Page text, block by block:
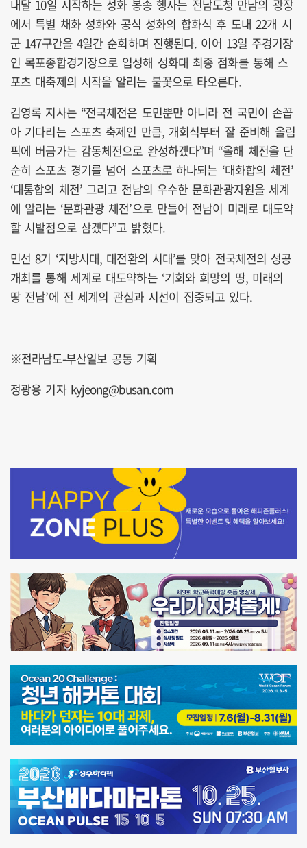
내달 10일 시작하는 성화 봉송 행사는 전남도청 만남의 광장
에서 특별 채화 성화와 공식 성화의 합화식 후 도내 22개 시
군 147구간을 4일간 순회하며 진행된다. 이어 13일 주경기장
인 목포종합경기장으로 입성해 성화대 최종 점화를 통해 스
포츠 대축제의 시작을 알리는 불꽃으로 타오른다.
김영록 지사는 “전국체전은 도민뿐만 아니라 전 국민이 손꼽
아 기다리는 스포츠 축제인 만큼, 개회식부터 잘 준비해 올림
픽에 버금가는 감동체전으로 완성하겠다”며 “올해 체전을 단
순히 스포츠 경기를 넘어 스포츠로 하나되는 ‘대화합의 체전’
‘대통합의 체전’ 그리고 전남의 우수한 문화관광자원을 세계
에 알리는 ‘문화관광 체전’으로 만들어 전남이 미래로 대도약
할 시발점으로 삼겠다”고 밝혔다.
민선 8기 ‘지방시대, 대전환의 시대’를 맞아 전국체전의 성공
개최를 통해 세계로 대도약하는 ‘기회와 희망의 땅, 미래의
땅 전남’에 전 세계의 관심과 시선이 집중되고 있다.
※전라남도-부산일보 공동 기획
정광용 기자 kyjeong@busan.com